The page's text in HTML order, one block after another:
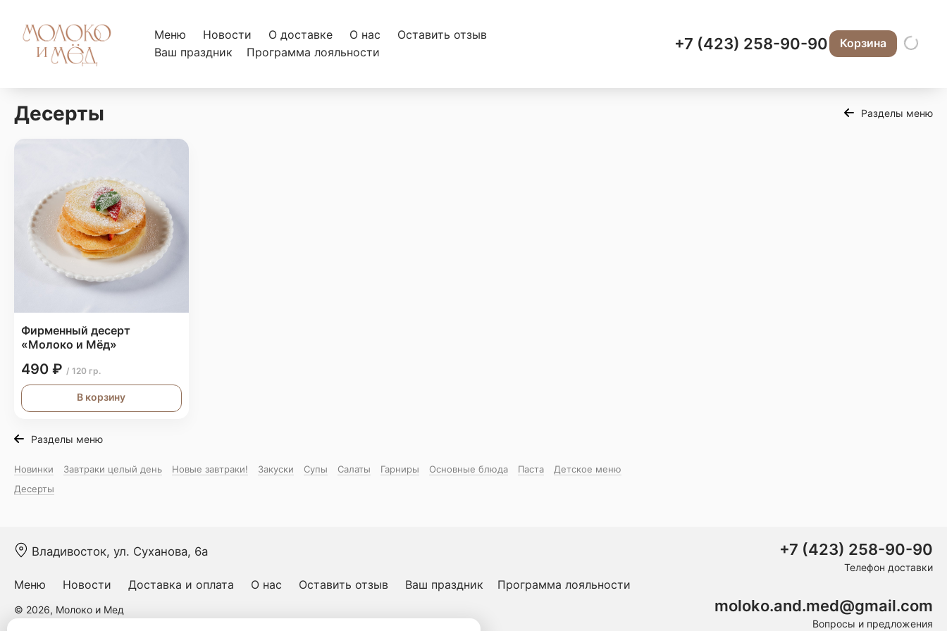
Меню Новости О доставке О нас
Оставить отзыв
Ваш праздник
Программа лояльности +7 (423) 258-90-90 Корзина
Десерты Разделы меню
Фирменный десерт
«Молоко и Мёд»
490 ₽ / 120 гр.
В корзину
Разделы меню
Новинки Завтраки целый день Новые завтраки! Закуски Супы Салаты Гарниры Основные блюда Паста
Детское меню
Десерты
Владивосток, ул. Суханова, 6а
Меню Новости Доставка и оплата О нас Оставить отзыв Ваш праздник Программа лояльности
© 2026, Молоко и Мед
+7 (423) 258-90-90
Телефон доставки
moloko.and.med@gmail.com
Вопросы и предложения